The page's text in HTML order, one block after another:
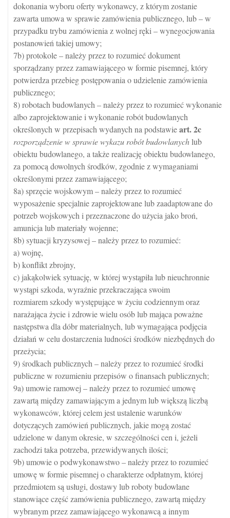
dokonania wyboru oferty wykonawcy, z którym zostanie
zawarta umowa w sprawie zamówienia publicznego, lub – w
przypadku trybu zamówienia z wolnej ręki – wynegocjowania
postanowień takiej umowy;
7b) protokole – należy przez to rozumieć dokument
sporządzany przez zamawiającego w formie pisemnej, który
potwierdza przebieg postępowania o udzielenie zamówienia
publicznego;
8) robotach budowlanych – należy przez to rozumieć wykonanie
albo zaprojektowanie i wykonanie robót budowlanych
określonych w przepisach wydanych na podstawieart.2c
rozporządzenie w sprawie wykazu robót budowlanychlub
obiektu budowlanego, a także realizację obiektu budowlanego,
za pomocą dowolnych środków, zgodnie z wymaganiami
określonymi przez zamawiającego;
8a) sprzęcie wojskowym – należy przez to rozumieć
wyposażenie specjalnie zaprojektowane lub zaadaptowane do
potrzeb wojskowych i przeznaczone do użycia jako broń,
amunicja lub materiały wojenne;
8b) sytuacji kryzysowej – należy przez to rozumieć:
a) wojnę,
b) konflikt zbrojny,
c) jakąkolwiek sytuację, w której wystąpiła lub nieuchronnie
wystąpi szkoda, wyraźnie przekraczająca swoim
rozmiarem szkody występujące w życiu codziennym oraz
narażająca życie i zdrowie wielu osób lub mająca poważne
następstwa dla dóbr materialnych, lub wymagająca podjęcia
działań w celu dostarczenia ludności środków niezbędnych do
przeżycia;
9) środkach publicznych – należy przez to rozumieć środki
publiczne w rozumieniu przepisów o finansach publicznych;
9a) umowie ramowej – należy przez to rozumieć umowę
zawartą między zamawiającym a jednym lub większą liczbą
wykonawców, której celem jest ustalenie warunków
dotyczących zamówień publicznych, jakie mogą zostać
udzielone w danym okresie, w szczególności cen i, jeżeli
zachodzi taka potrzeba, przewidywanych ilości;
9b) umowie o podwykonawstwo – należy przez to rozumieć
umowę w formie pisemnej o charakterze odpłatnym, której
przedmiotem są usługi, dostawy lub roboty budowlane
stanowiące część zamówienia publicznego, zawartą między
wybranym przez zamawiającego wykonawcą a innym